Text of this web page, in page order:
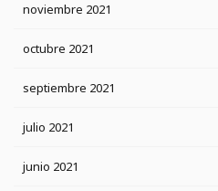
noviembre 2021
octubre 2021
septiembre 2021
julio 2021
junio 2021